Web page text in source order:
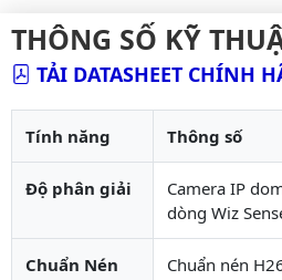
THÔNG SỐ KỸ
TẢI DATASHEET CHÍNH
Tính năng Thông số
Độ phân giải
Camera IP
dòng Wiz
Chuẩn Nén Chuẩn nén